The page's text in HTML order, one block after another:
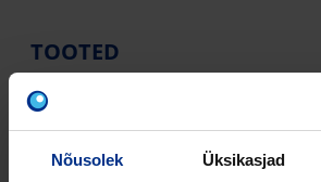
Nõusolek Üksikasjad
TOOTED